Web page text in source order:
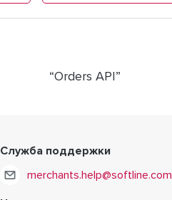
“Orders API”
Служба поддержки
merchants.help@softline.com